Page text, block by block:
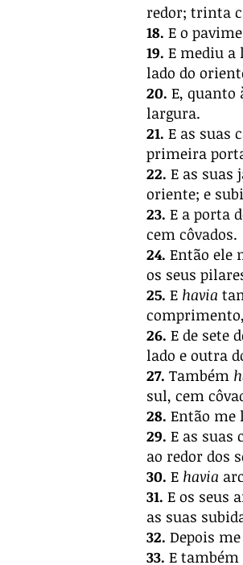
redor; trinta
18. E o
19. E mediu a
lado do
20. E, quanto
largura.
21. E as suas
primeira
22. E as suas
oriente; e
23. E a porta
cem côvados.
24. Então ele
os seus
25. E havia
26. E de sete
lado e outra
27. Também
sul, cem
28. Então me
29. E as suas
ao redor dos
30. E havia
31. E os seus
as suas
32. Depois
33. E também